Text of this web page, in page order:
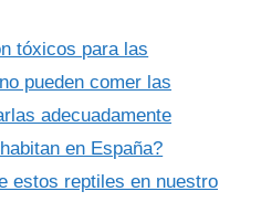
tóxicos para las
pueden comer las
adecuadamente
en España?
estos reptiles en nuestro